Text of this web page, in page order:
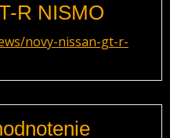
R NISMO
novy-nissan-gt-r-